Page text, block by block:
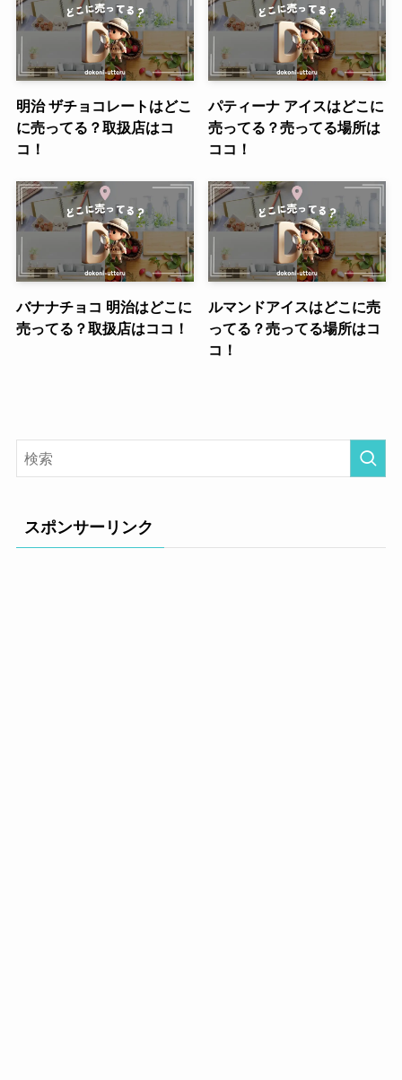
明治 ザチョコレートはどこ
に売ってる？取扱店はコ
コ！
パティーナ アイスはどこに
売ってる？売ってる場所は
ココ！
バナナチョコ 明治はどこに
売ってる？取扱店はココ！
ルマンドアイスはどこに売
ってる？売ってる場所はコ
コ！
スポンサーリンク